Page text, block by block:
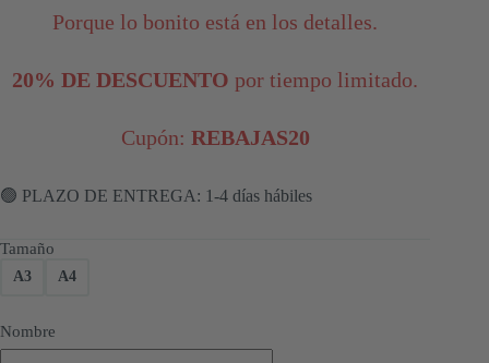
hasta
16,99 €
Porque lo bonito está en los detalles.
20% DE DESCUENTO por tiempo limitado.
Cupón: REBAJAS20
🟢 PLAZO DE ENTREGA: 1-4 días hábiles
Tamaño
A3 A4
Nombre